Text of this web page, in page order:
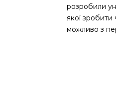
розробили
якої зробити
можливо з